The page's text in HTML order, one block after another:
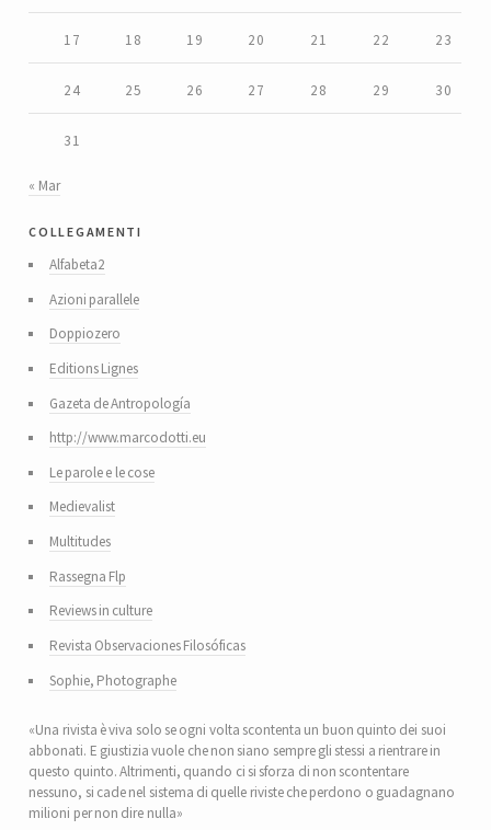
17 18 19 20 21 22 23
24 25 26 27 28 29 30
31
« Mar
collegamenti
Alfabeta2
Azioni parallele
Doppiozero
Editions Lignes
Gazeta de Antropología
http://www.marcodotti.eu
Le parole e le cose
Medievalist
Multitudes
Rassegna Flp
Reviews in culture
Revista Observaciones Filosóficas
Sophie, Photographe
«Una rivista è viva solo se ogni volta scontenta un buon quinto dei suoi
abbonati. E giustizia vuole che non siano sempre gli stessi a rientrare in
questo quinto. Altrimenti, quando ci si sforza di non scontentare
nessuno, si cade nel sistema di quelle riviste che perdono o guadagnano
milioni per non dire nulla»